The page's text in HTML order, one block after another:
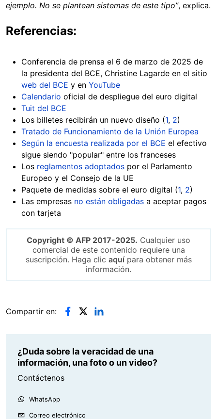
ejemplo. No se plantean sistemas de este tipo”, explica.
Referencias:
Conferencia de prensa el 6 de marzo de 2025 de
la presidenta del BCE, Christine Lagarde en el sitio
web del BCE y en YouTube
Calendario oficial de despliegue del euro digital
Tuit del BCE
Los billetes recibirán un nuevo diseño (1, 2)
Tratado de Funcionamiento de la Unión Europea
Según la encuesta realizada por el BCE el efectivo
sigue siendo "popular" entre los franceses
Los reglamentos adoptados por el Parlamento
Europeo y el Consejo de la UE
Paquete de medidas sobre el euro digital (1, 2)
Las empresas no están obligadas a aceptar pagos
con tarjeta
Copyright © AFP 2017-2025. Cualquier uso
comercial de este contenido requiere una
suscripción. Haga clic aquípara obtener más
información.
Compartir en:
¿Duda sobre la veracidad de una
información, una foto o un video?
Contáctenos
WhatsApp
Correo electrónico